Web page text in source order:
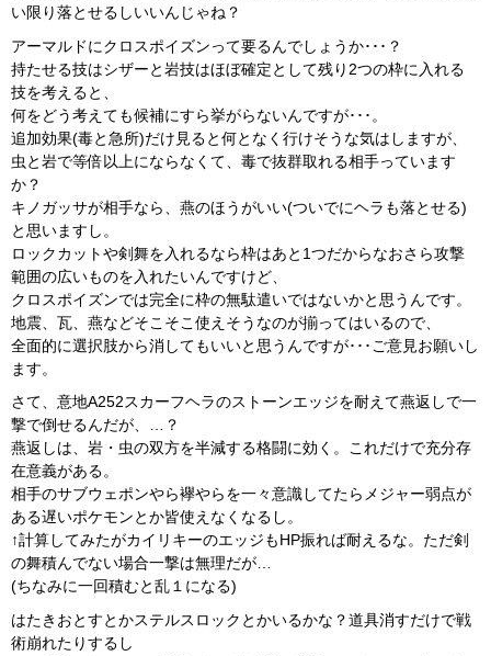
い限り落とせるしいいんじゃね？
アーマルドにクロスポイズンって要るんでしょうか･･･？
持たせる技はシザーと岩技はほぼ確定として残り2つの枠に入れる
技を考えると、
何をどう考えても候補にすら挙がらないんですが･･･。
追加効果(毒と急所)だけ見ると何となく行けそうな気はしますが、
虫と岩で等倍以上にならなくて、毒で抜群取れる相手っています
か？
キノガッサが相手なら、燕のほうがいい(ついでにヘラも落とせる)
と思いますし。
ロックカットや剣舞を入れるなら枠はあと1つだからなおさら攻撃
範囲の広いものを入れたいんですけど、
クロスポイズンでは完全に枠の無駄遣いではないかと思うんです。
地震、瓦、燕などそこそこ使えそうなのが揃ってはいるので、
全面的に選択肢から消してもいいと思うんですが･･･ご意見お願いし
ます。
さて、意地A252スカーフヘラのストーンエッジを耐えて燕返しで一
撃で倒せるんだが、…？
燕返しは、岩・虫の双方を半減する格闘に効く。これだけで充分存
在意義がある。
相手のサブウェポンやら襷やらを一々意識してたらメジャー弱点が
ある遅いポケモンとか皆使えなくなるし。
↑計算してみたがカイリキーのエッジもHP振れば耐えるな。ただ剣
の舞積んでない場合一撃は無理だが…
(ちなみに一回積むと乱１になる)
はたきおとすとかステルスロックとかいるかな？道具消すだけで戦
術崩れたりするし